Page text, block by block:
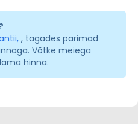
, tagades parimad
Võtke meiega
hinna.